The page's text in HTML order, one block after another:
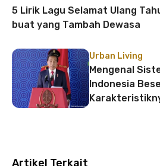
5 Lirik Lagu Selamat Ulang
buat yang Tambah Dewasa
Urban Living
Mengenal
Indonesia
Artikel Terkait